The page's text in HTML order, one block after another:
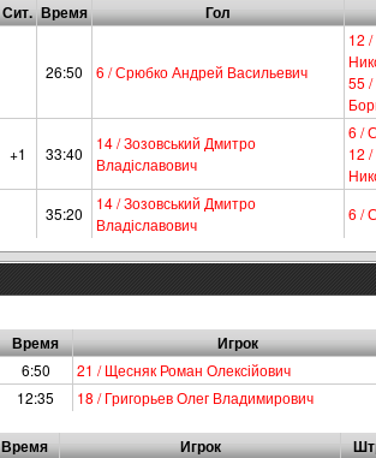
Сит. Время Гол
26:50 6 / Срюбко Андрей Васильевич
12
55 /
+1 33:40
14 / Зозовський Дмитро
Владіславович
6 /
12
35:20
14 / Зозовський Дмитро
Владіславович
6 /
Время Игрок
6:50
21 / Щесняк Роман Олексійович
12:35 18 / Григорьев Олег Владимирович
Время Игрок